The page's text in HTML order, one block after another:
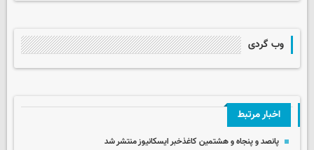
وب گردی
اخبار مرتبط
پانصد و پنجاه و هشتمین کاغذخبر ایسکانیوز منتشر شد